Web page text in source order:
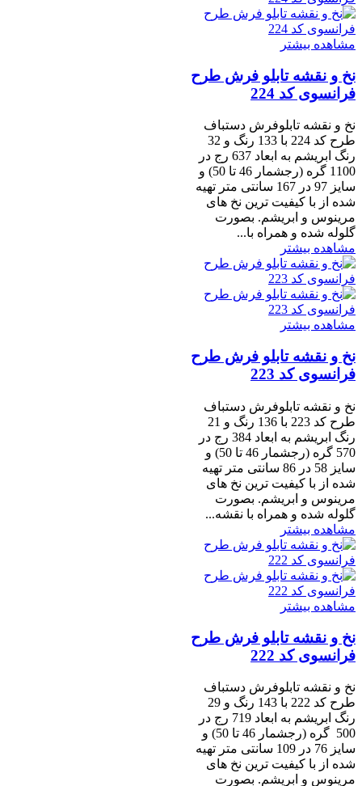
مشاهده بیشتر
نخ و نقشه تابلو فرش طرح
فرانسوی کد 224
نخ و نقشه تابلوفرش دستباف
طرح کد 224 با 133 رنگ و 32
رنگ ابریشم به ابعاد 637 رج در
1100 گره (رجشمار 46 تا 50) و
سایز 97 در 167 سانتی متر تهیه
شده از با کیفیت ترین نخ های
مرینوس و ابریشم. بصورت
گلوله شده و همراه با...
مشاهده بیشتر
مشاهده بیشتر
نخ و نقشه تابلو فرش طرح
فرانسوی کد 223
نخ و نقشه تابلوفرش دستباف
طرح کد 223 با 136 رنگ و 21
رنگ ابریشم به ابعاد 384 رج در
570 گره (رجشمار 46 تا 50) و
سایز 58 در 86 سانتی متر تهیه
شده از با کیفیت ترین نخ های
مرینوس و ابریشم. بصورت
گلوله شده و همراه با نقشه...
مشاهده بیشتر
مشاهده بیشتر
نخ و نقشه تابلو فرش طرح
فرانسوی کد 222
نخ و نقشه تابلوفرش دستباف
طرح کد 222 با 143 رنگ و 29
رنگ ابریشم به ابعاد 719 رج در
500 گره (رجشمار 46 تا 50) و
سایز 76 در 109 سانتی متر تهیه
شده از با کیفیت ترین نخ های
مرینوس و ابریشم. بصورت